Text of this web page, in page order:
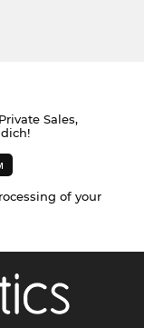
Sales,
of your